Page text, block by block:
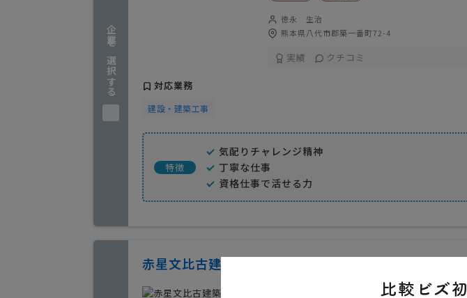
企業を選択する
徳永 生治
熊本県八代市郡築一番町72-4
実績 クチコミ
対応業務
建設・建築工事
特徴
気配りチャレンジ精神
丁寧な仕事
資格仕事で活せる力
赤星文比古建築都市設計研究所